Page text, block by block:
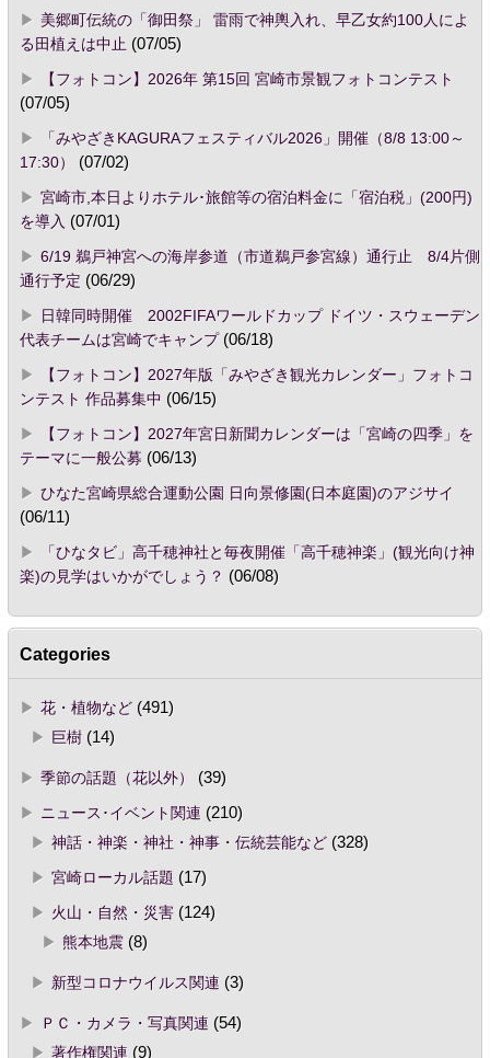
美郷町伝統の「御田祭」 雷雨で神輿入れ、早乙女約100人によ
る田植えは中止 (07/05)
【フォトコン】2026年 第15回 宮崎市景観フォトコンテスト
(07/05)
「みやざきKAGURAフェスティバル2026」開催（8/8 13:00～
17:30）
(07/02)
宮崎市,本日よりホテル･旅館等の宿泊料金に「宿泊税」(200円)
を導入 (07/01)
6/19 鵜戸神宮への海岸参道（市道鵜戸参宮線）通行止 8/4片側
通行予定 (06/29)
日韓同時開催 2002FIFAワールドカップ ドイツ・スウェーデン
代表チームは宮崎でキャンプ(06/18)
【フォトコン】2027年版「みやざき観光カレンダー」フォトコ
ンテスト 作品募集中 (06/15)
【フォトコン】2027年宮日新聞カレンダーは「宮崎の四季」を
テーマに一般公募 (06/13)
ひなた宮崎県総合運動公園 日向景修園(日本庭園)のアジサイ
(06/11)
「ひなタビ」高千穂神社と毎夜開催「高千穂神楽」(観光向け神
楽)の見学はいかがでしょう？ (06/08)
Categories
花・植物など(491)
巨樹(14)
季節の話題（花以外）
(39)
ニュース･イベント関連 (210)
神話・神楽・神社・神事・伝統芸能など(328)
宮崎ローカル話題 (17)
火山・自然・災害(124)
熊本地震(8)
新型コロナウイルス関連 (3)
ＰＣ・カメラ・写真関連 (54)
著作権関連 (9)